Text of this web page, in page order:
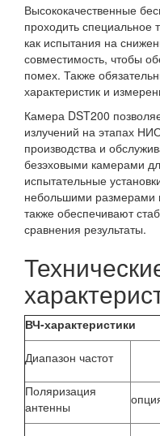
Высококачественные
проходить специальное
как испытания на
совместимость, чтобы
помех. Также
характеристик и
Камера DST200
излучений на этапах
производства и
безэховыми камерами
испытательные
небольшими размерами
также обеспечивают
сравнения результаты.
ВЧ-характеристики
Диапазон частот
Поляризация
антенны